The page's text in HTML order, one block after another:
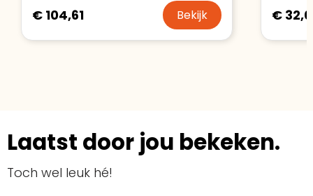
€ 104,61 Bekijk €
Laatst door jou bekeken.
Toch wel leuk hé!